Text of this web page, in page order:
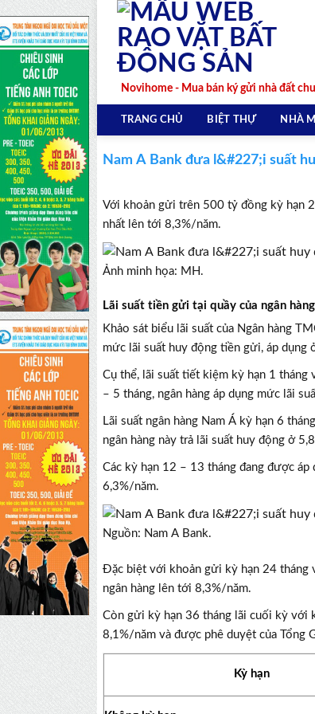
Skip
content
Novihome - Mua bán ký gửi nhà đất
TRANG CHỦ BIỆT THỰ NHÀ
Nam A Bank đưa l&#227;i suất
Với khoản gửi trên 500 tỷ đồng kỳ hạn
nhất lên tới 8,3%/năm.
Ảnh minh họa: MH.
Lãi suất tiền gửi tại quầy của ngân
Khảo sát biểu lãi suất của Ngân hàng
mức lãi suất huy động tiền gửi, áp
Cụ thể, lãi suất tiết kiệm kỳ hạn 1
– 5 tháng, ngân hàng áp dụng mức lãi
Lãi suất ngân hàng Nam Á kỳ hạn 6
ngân hàng này trả lãi suất huy động ở
Các kỳ hạn 12 – 13 tháng đang được
6,3%/năm.
Nguồn: Nam A Bank.
Đặc biệt với khoản gửi kỳ hạn 24 tháng
ngân hàng lên tới 8,3%/năm.
Còn gửi kỳ hạn 36 tháng lãi cuối kỳ với
8,1%/năm và được phê duyệt của Tổng
Kỳ hạn